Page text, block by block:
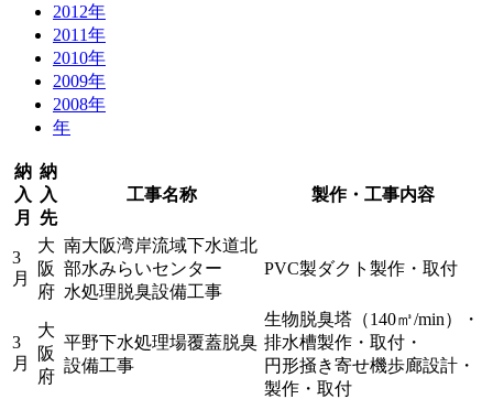
2012年
2011年
2010年
2009年
2008年
年
納
入
月
納
入
先
工事名称 製作・工事内容
3
月
大
阪
府
南大阪湾岸流域下水道北
部水みらいセンター
水処理脱臭設備工事
PVC製ダクト製作・取付
3
月
大
阪
府
平野下水処理場覆蓋脱臭
設備工事
生物脱臭塔（140㎥/min）・
排水槽製作・取付・
円形掻き寄せ機歩廊設計・
製作・取付